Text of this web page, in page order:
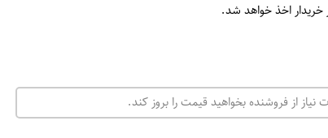
خریدار اخذ خواهد شد.
از فروشنده بخواهید قیمت را بروز کند.